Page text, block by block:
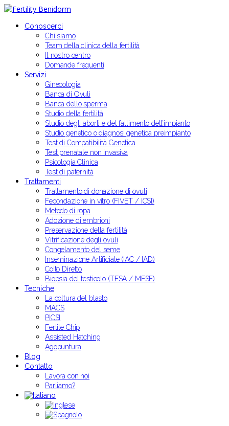
Conoscerci
Chi siamo
Team della clinica della fertilità
Il nostro centro
Domande frequenti
Servizi
Ginecologia
Banca di Ovuli
Banca dello sperma
Studio della fertilità
Studio degli aborti e del fallimento dell’impianto
Studio genetico o diagnosi genetica preimpianto
Test di Compatibilità Genetica
Test prenatale non invasiva
Psicologia Clinica
Test di paternità
Trattamenti
Trattamento di donazione di ovuli
Fecondazione in vitro (FIVET / ICSI)
Metodo di ropa
Adozione di embrioni
Preservazione della fertilità
Vitrificazione degli ovuli
Congelamento del seme
Inseminazione Artificiale (IAC / IAD)
Coito Diretto
Biopsia del testicolo (TESA / MESE)
Tecniche
La coltura del blasto
MACS
PICSI
Fertile Chip
Assisted Hatching
Agopuntura
Blog
Contatto
Lavora con noi
Parliamo?